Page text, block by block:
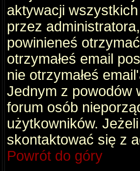
aktywacji
przez
powinieneś
otrzymałeś email
nie otrzymałeś
Jednym z powodów
forum osób
użytkowników.
skontaktować się z
Powrót do góry